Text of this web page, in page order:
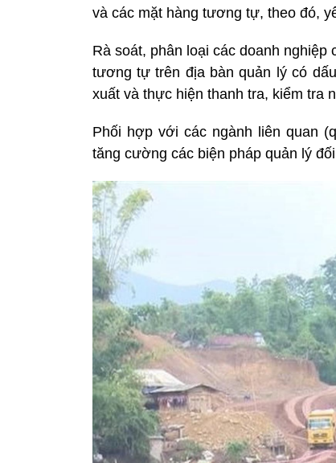
và các mặt hàng tương tự, theo đó,
Rà soát, phân loại các doanh
tương tự trên địa bàn quản lý có
xuất và thực hiện thanh tra, kiểm tra
Phối hợp với các ngành liên quan
tăng cường các biện pháp quản lý